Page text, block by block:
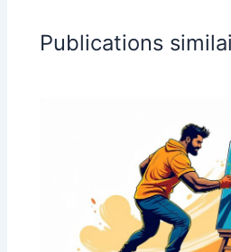
Publications